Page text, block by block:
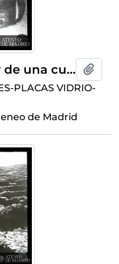
Dos vistas del interior de una cueva
PLACAS VIDRIO-
de Madrid